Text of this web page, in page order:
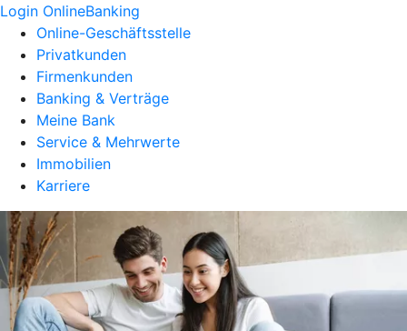
Login OnlineBanking
Online-Geschäftsstelle
Privatkunden
Firmenkunden
Banking & Verträge
Meine Bank
Service & Mehrwerte
Immobilien
Karriere